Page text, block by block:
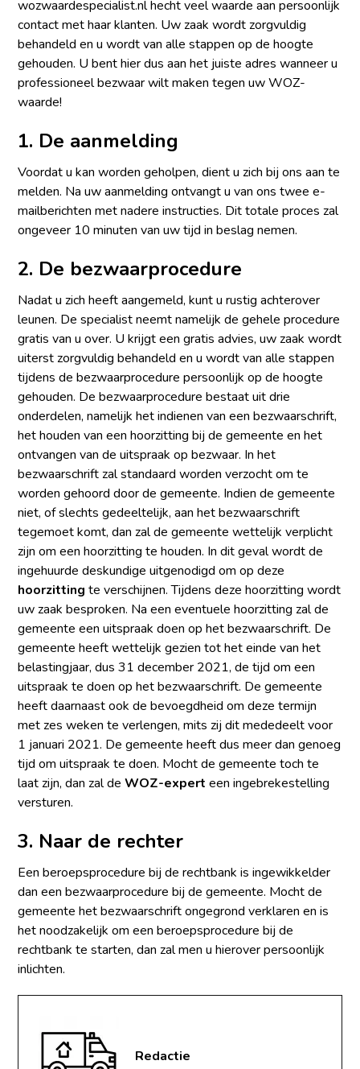
wozwaardespecialist.nl hecht veel waarde aan persoonlijk
contact met haar klanten. Uw zaak wordt zorgvuldig
behandeld en u wordt van alle stappen op de hoogte
gehouden. U bent hier dus aan het juiste adres wanneer u
professioneel bezwaar wilt maken tegen uw WOZ-
waarde!
1. De aanmelding
Voordat u kan worden geholpen, dient u zich bij ons aan te
melden. Na uw aanmelding ontvangt u van ons twee e-
mailberichten met nadere instructies. Dit totale proces zal
ongeveer 10 minuten van uw tijd in beslag nemen.
2. De bezwaarprocedure
Nadat u zich heeft aangemeld, kunt u rustig achterover
leunen. De specialist neemt namelijk de gehele procedure
gratis van u over. U krijgt een gratis advies, uw zaak wordt
uiterst zorgvuldig behandeld en u wordt van alle stappen
tijdens de bezwaarprocedure persoonlijk op de hoogte
gehouden. De bezwaarprocedure bestaat uit drie
onderdelen, namelijk het indienen van een bezwaarschrift,
het houden van een hoorzitting bij de gemeente en het
ontvangen van de uitspraak op bezwaar. In het
bezwaarschrift zal standaard worden verzocht om te
worden gehoord door de gemeente. Indien de gemeente
niet, of slechts gedeeltelijk, aan het bezwaarschrift
tegemoet komt, dan zal de gemeente wettelijk verplicht
zijn om een hoorzitting te houden. In dit geval wordt de
ingehuurde deskundige uitgenodigd om op deze
hoorzitting te verschijnen. Tijdens deze hoorzitting wordt
uw zaak besproken. Na een eventuele hoorzitting zal de
gemeente een uitspraak doen op het bezwaarschrift. De
gemeente heeft wettelijk gezien tot het einde van het
belastingjaar, dus 31 december 2021, de tijd om een
uitspraak te doen op het bezwaarschrift. De gemeente
heeft daarnaast ook de bevoegdheid om deze termijn
met zes weken te verlengen, mits zij dit mededeelt voor
1 januari 2021. De gemeente heeft dus meer dan genoeg
tijd om uitspraak te doen. Mocht de gemeente toch te
laat zijn, dan zal deWOZ-expert een ingebrekestelling
versturen.
3. Naar de rechter
Een beroepsprocedure bij de rechtbank is ingewikkelder
dan een bezwaarprocedure bij de gemeente. Mocht de
gemeente het bezwaarschrift ongegrond verklaren en is
het noodzakelijk om een beroepsprocedure bij de
rechtbank te starten, dan zal men u hierover persoonlijk
inlichten.
Redactie